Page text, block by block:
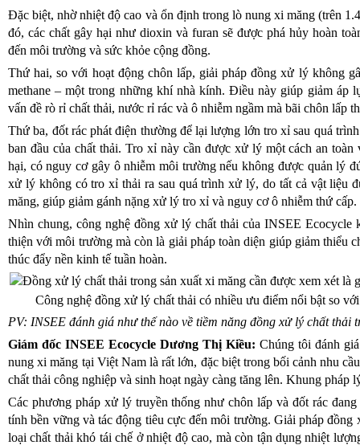
Đặc biệt, nhờ nhiệt độ cao và ổn định trong lò nung xi măng (trên
đó, các chất gây hại như dioxin và furan sẽ được phá hủy hoàn
đến môi trường và sức khỏe cộng đồng.
Thứ hai, so với hoạt động chôn lấp, giải pháp đồng xử lý không
methane – một trong những khí nhà kính. Điều này giúp giảm áp
vấn đề rò rỉ chất thải, nước rỉ rác và ô nhiễm ngầm mà bãi chôn lấp
Thứ ba, đốt rác phát điện thường để lại lượng lớn tro xỉ sau quá
ban đầu của chất thải. Tro xỉ này cần được xử lý một cách an
hại, có nguy cơ gây ô nhiễm môi trường nếu không được quản lý
xử lý không có tro xỉ thải ra sau quá trình xử lý, do tất cả vật liệu
măng, giúp giảm gánh nặng xử lý tro xỉ và nguy cơ ô nhiễm thứ cấp.
Nhìn chung, công nghệ đồng xử lý chất thải của INSEE Ecocycle
thiện với môi trường mà còn là giải pháp toàn diện giúp giảm thiểu
thúc đẩy nền kinh tế tuần hoàn.
Công nghệ đồng xử lý chất thải có nhiều ưu điểm nổi bật so
PV: INSEE đánh giá như thế nào về tiềm năng đồng xử lý chất thải
Giám đốc INSEE Ecocycle Dương Thị Kiều: Chúng tôi đánh
nung xi măng tại Việt Nam là rất lớn, đặc biệt trong bối cảnh nhu
chất thải công nghiệp và sinh hoạt ngày càng tăng lên. Khung pháp
Các phương pháp xử lý truyền thống như chôn lấp và đốt rác
tính bền vững và tác động tiêu cực đến môi trường. Giải pháp
loại chất thải khó tái chế ở nhiệt độ cao, mà còn tận dụng nhiệt